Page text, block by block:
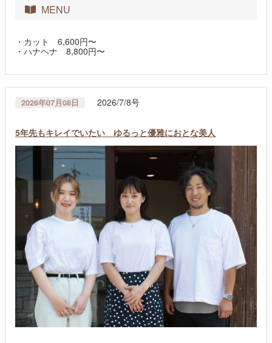
MENU
・カット 6,600円〜
・ハナヘナ 8,800円〜
2026年07月08日 2026/7/8号
5年先もキレイでいたい ゆるっと優雅におとな美人